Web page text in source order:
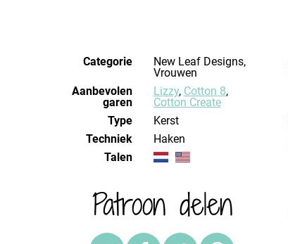
Categorie
New Leaf Designs,
Vrouwen
Aanbevolen
garen
Lizzy, Cotton 8,
Cotton Create
Type
Kerst
Techniek
haken
Talen
Patroon delen